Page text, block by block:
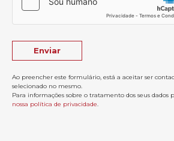
Ao preencher este formulário, está a aceitar ser
selecionado no mesmo.
Para informações sobre o tratamento dos seus dados
nossa política de privacidade.